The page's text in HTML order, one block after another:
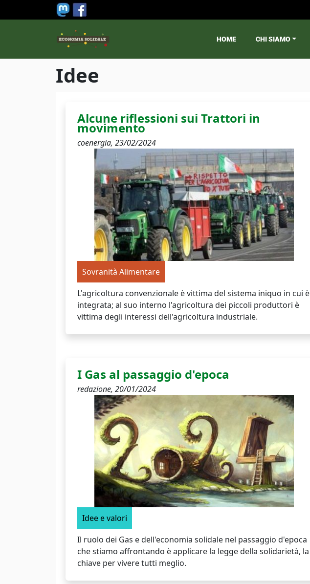
Salta al contenuto principale
Main menu
HOME CHI SIAMO
Idee
Alcune riflessioni sui Trattori in
movimento
coenergia, 23/02/2024
Sovranità Alimentare
L'agricoltura convenzionale è vittima del sistema iniquo in cui è
integrata; al suo interno l'agricoltura dei piccoli produttori è
vittima degli interessi dell'agricoltura industriale.
I Gas al passaggio d'epoca
redazione, 20/01/2024
Idee e valori
Il ruolo dei Gas e dell'economia solidale nel passaggio d'epoca
che stiamo affrontando è applicare la legge della solidarietà, la
chiave per vivere tutti meglio.